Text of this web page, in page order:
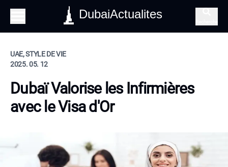
DubaiActualites
UAE, STYLE DE VIE
2025. 05. 12
Dubaï Valorise les Infirmières
avec le Visa d'Or